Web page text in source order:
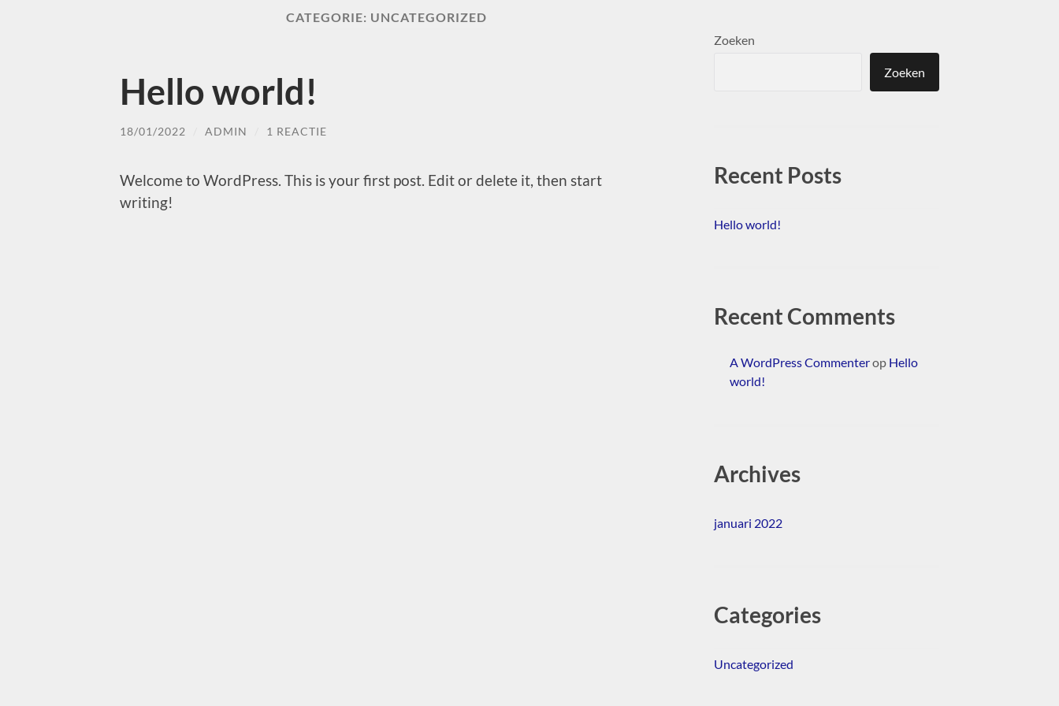
CATEGORIE: UNCATEGORIZED
Hello world!
18/01/2022 ADMIN 1 REACTIE
Welcome to WordPress. This is your first post. Edit or delete it, then start
writing!
Zoeken
Zoeken
Recent Posts
Hello world!
Recent Comments
A WordPress Commenterop Hello
world!
Archives
januari 2022
Categories
Uncategorized